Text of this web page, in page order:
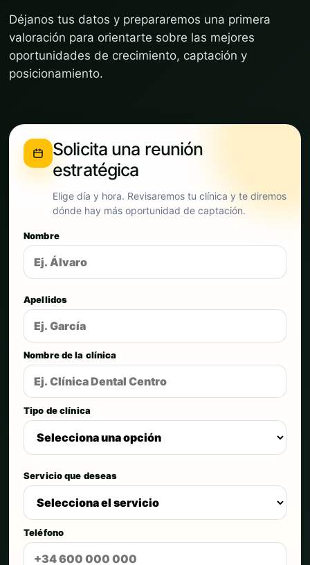
Déjanos tus datos y prepararemos una primera
valoración para orientarte sobre las mejores
oportunidades de crecimiento, captación y
posicionamiento.
Solicita una reunión
estratégica
Elige día y hora. Revisaremos tu clínica y te diremos
dónde hay más oportunidad de captación.
Nombre
Apellidos
Nombre de la clínica
Tipo de clínica
Servicio que deseas
Teléfono